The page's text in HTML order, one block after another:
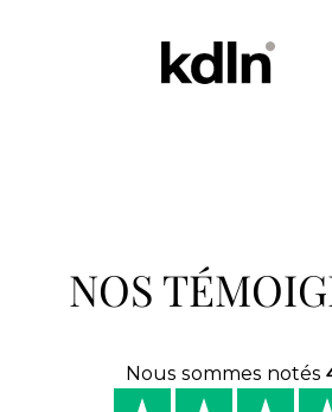
NOS
Nous sommes notés